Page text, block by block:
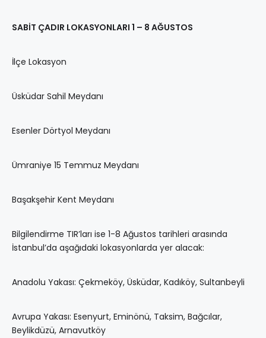
SABİT ÇADIR LOKASYONLARI 1 – 8 AĞUSTOS
İlçe Lokasyon
Üsküdar Sahil Meydanı
Esenler Dörtyol Meydanı
Ümraniye 15 Temmuz Meydanı
Başakşehir Kent Meydanı
Bilgilendirme TIR’ları ise 1-8 Ağustos tarihleri arasında
İstanbul’da aşağıdaki lokasyonlarda yer alacak:
Anadolu Yakası: Çekmeköy, Üsküdar, Kadıköy, Sultanbeyli
Avrupa Yakası: Esenyurt, Eminönü, Taksim, Bağcılar,
Beylikdüzü, Arnavutköy